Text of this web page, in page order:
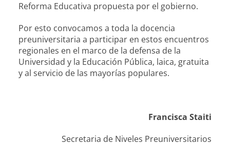
Reforma Educativa propuesta por el gobierno.
Por esto convocamos a toda la docencia
preuniversitaria a participar en estos encuentros
regionales en el marco de la defensa de la
Universidad y la Educación Pública, laica, gratuita
y al servicio de las mayorías populares.
Francisca Staiti
Secretaria de Niveles Preuniversitarios